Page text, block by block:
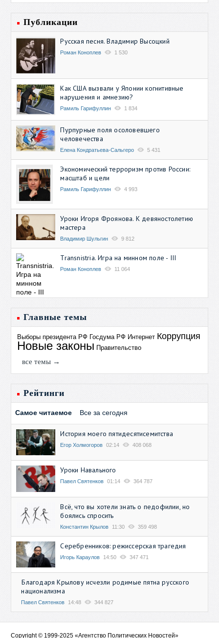
Публикации
Русская песня. Владимир Высоцкий
Роман Коноплев 1 530
Как США вызвали у Японии когнитивные
нарушения и амнезию?
Рамиль Гарифуллин 1 834
Пурпурные поля осоловевшего
человечества
Елена Кондратьева-Сальгеро 5 431
Экономический терроризм против России:
масштаб и цели
Рамиль Гарифуллин 4 993
Уроки Игоря Фроянова. К девяностолетию
мастера
Владимир Шульгин 9 812
Transnistria. Игра на минном поле - III
Роман Коноплев 11 064
Главные темы
Выборы президента РФ Госдума РФ Интернет Коррупция
Новые законы Правительство
все темы →
Рейтинги
Самое читаемое Все за сегодня
История моего пятидесятисемитства
Егор Холмогоров 02:14 408 068
Уроки Навального
Павел Святенков 01:14 364 787
Всё, что вы хотели знать о педофилии, но
боялись спросить
Константин Крылов 11:30 359 498
Серебренников: режиссерская трагедия
Игорь Караулов 14:50 347 471
Благодаря Крылову исчезли родимые пятна русского
национализма
Павел Святенков 14:48 344 827
Copyright © 1999-2025 «Агентство Политических Новостей»